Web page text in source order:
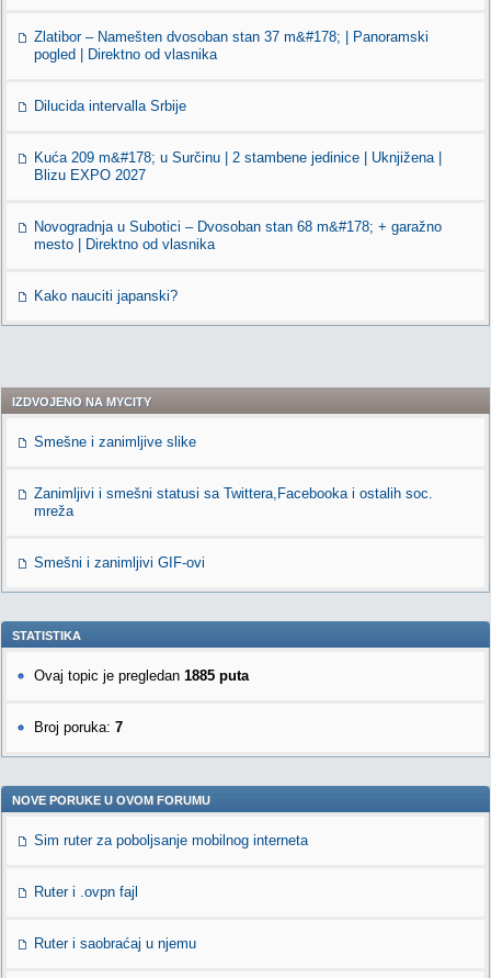
Zlatibor – Namešten dvosoban stan 37 m&#178; | Panoramski
pogled | Direktno od vlasnika
Dilucida intervalla Srbije
Kuća 209 m&#178; u Surčinu | 2 stambene jedinice | Uknjižena |
Blizu EXPO 2027
Novogradnja u Subotici – Dvosoban stan 68 m&#178; + garažno
mesto | Direktno od vlasnika
Kako nauciti japanski?
IZDVOJENO NA MYCITY
Smešne i zanimljive slike
Zanimljivi i smešni statusi sa Twittera,Facebooka i ostalih soc.
mreža
Smešni i zanimljivi GIF-ovi
STATISTIKA
Ovaj topic je pregledan 1885 puta
Broj poruka: 7
NOVE PORUKE U OVOM FORUMU
Sim ruter za poboljsanje mobilnog interneta
Ruter i .ovpn fajl
Ruter i saobraćaj u njemu